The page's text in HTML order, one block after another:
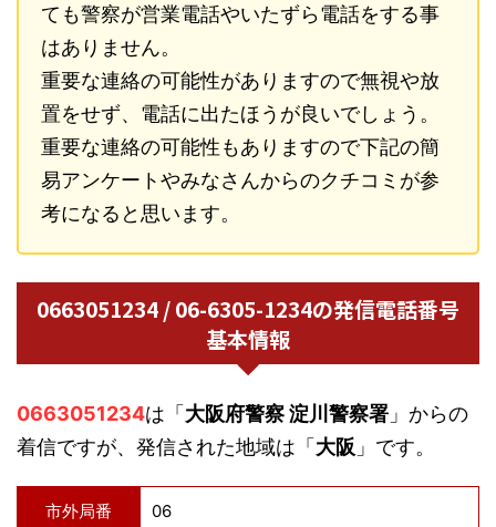
ても警察が営業電話やいたずら電話をする事
はありません。
重要な連絡の可能性がありますので無視や放
置をせず、電話に出たほうが良いでしょう。
重要な連絡の可能性もありますので下記の簡
易アンケートやみなさんからのクチコミが参
考になると思います。
0663051234 / 06-6305-1234の発信電話番号
基本情報
0663051234は「大阪府警察 淀川警察署 」からの
着信ですが、発信された地域は「大阪 」です。
市外局番 06